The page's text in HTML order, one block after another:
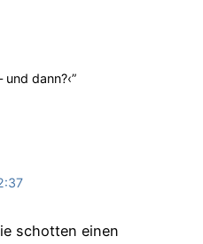
dann?‹”
schotten einen